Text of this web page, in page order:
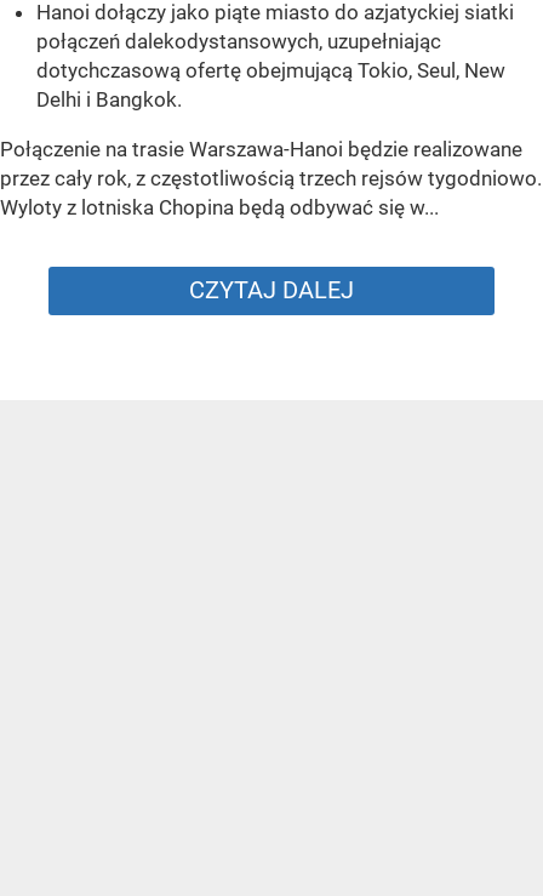
Hanoi dołączy jako piąte miasto do azjatyckiej siatki
połączeń dalekodystansowych, uzupełniając
dotychczasową ofertę obejmującą Tokio, Seul, New
Delhi i Bangkok.
Połączenie na trasie Warszawa-Hanoi będzie realizowane
przez cały rok, z częstotliwością trzech rejsów tygodniowo.
Wyloty z lotniska Chopina będą odbywać się w...
CZYTAJ DALEJ